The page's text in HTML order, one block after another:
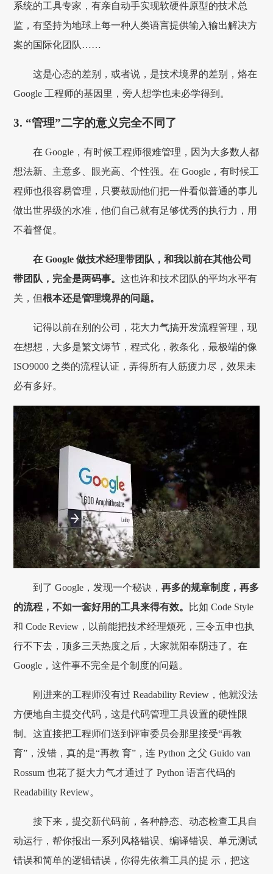
系统的工具专家，有亲自动手实现软硬件原型的技术总
监，有坚持为地球上每一种人类语言提供输入输出解决方
案的国际化团队……
这是心态的差别，或者说，是技术境界的差别，烙在
Google 工程师的基因里，旁人想学也未必学得到。
3. “管理”二字的意义完全不同了
在 Google，有时候工程师很难管理，因为大多数人都
想法新、主意多、眼光高、个性强。在 Google，有时候工
程师也很容易管理，只要鼓励他们把一件看似普通的事儿
做出世界级的水准，他们自己就有足够优秀的执行力，用
不着督促。
在 Google 做技术经理带团队，和我以前在其他公司
带团队，完全是两码事。这也许和技术团队的平均水平有
关，但根本还是管理境界的问题。
记得以前在别的公司，花大力气搞开发流程管理，现
在想想，大多是繁文缛节，程式化，教条化，最极端的像
ISO9000 之类的流程认证，弄得所有人筋疲力尽，效果未
必有多好。
到了 Google，发现一个秘诀，再多的规章制度，再多
的流程，不如一套好用的工具来得有效。 比如 Code Style
和 Code Review，以前能把技术经理烦死，三令五申也执
行不下去，顶多三天热度之后，大家就阳奉阴违了。在
Google，这件事不完全是个制度的问题。
刚进来的工程师没有过 Readability Review，他就没法
方便地自主提交代码，这是代码管理工具设置的硬性限
制。这直接把工程师们送到评审委员会那里接受“再教
育”，没错，真的是“再教 育”，连 Python 之父 Guido van
Rossum 也花了挺大力气才通过了 Python 语言代码的
Readability Review。
接下来，提交新代码前，各种静态、动态检查工具自
动运行，帮你报出一系列风格错误、编译错误、单元测试
错误和简单的逻辑错误，你得先依着工具的提 示，把这